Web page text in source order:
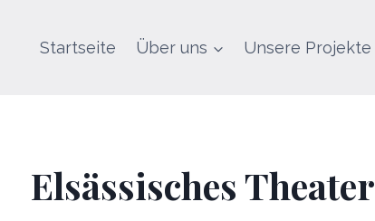
Startseite Über uns Unsere Projekte
Elsässisches Theater